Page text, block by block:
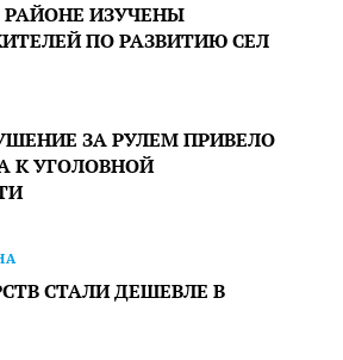
РАЙОНЕ ИЗУЧЕНЫ
ПО РАЗВИТИЮ СЕЛ
ЗА РУЛЕМ ПРИВЕЛО
К УГОЛОВНОЙ
СТАЛИ ДЕШЕВЛЕ В